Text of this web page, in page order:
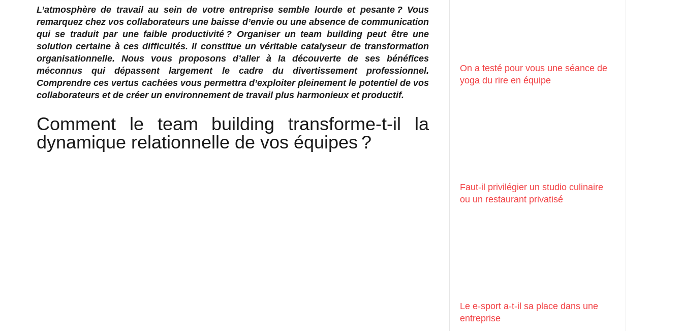
L’atmosphère de travail au sein de votre entreprise semble lourde et pesante ? Vous
remarquez chez vos collaborateurs une baisse d’envie ou une absence de communication
qui se traduit par une faible productivité ? Organiser un team building peut être une
solution certaine à ces difficultés. Il constitue un véritable catalyseur de transformation
organisationnelle. Nous vous proposons d’aller à la découverte de ses bénéfices
méconnus qui dépassent largement le cadre du divertissement professionnel.
Comprendre ces vertus cachées vous permettra d’exploiter pleinement le potentiel de vos
collaborateurs et de créer un environnement de travail plus harmonieux et productif.
Comment le team building transforme-t-il la
dynamique relationnelle de vos équipes ?
On a testé pour vous une séance de
yoga du rire en équipe
Faut-il privilégier un studio culinaire
ou un restaurant privatisé
Le e-sport a-t-il sa place dans une
entreprise